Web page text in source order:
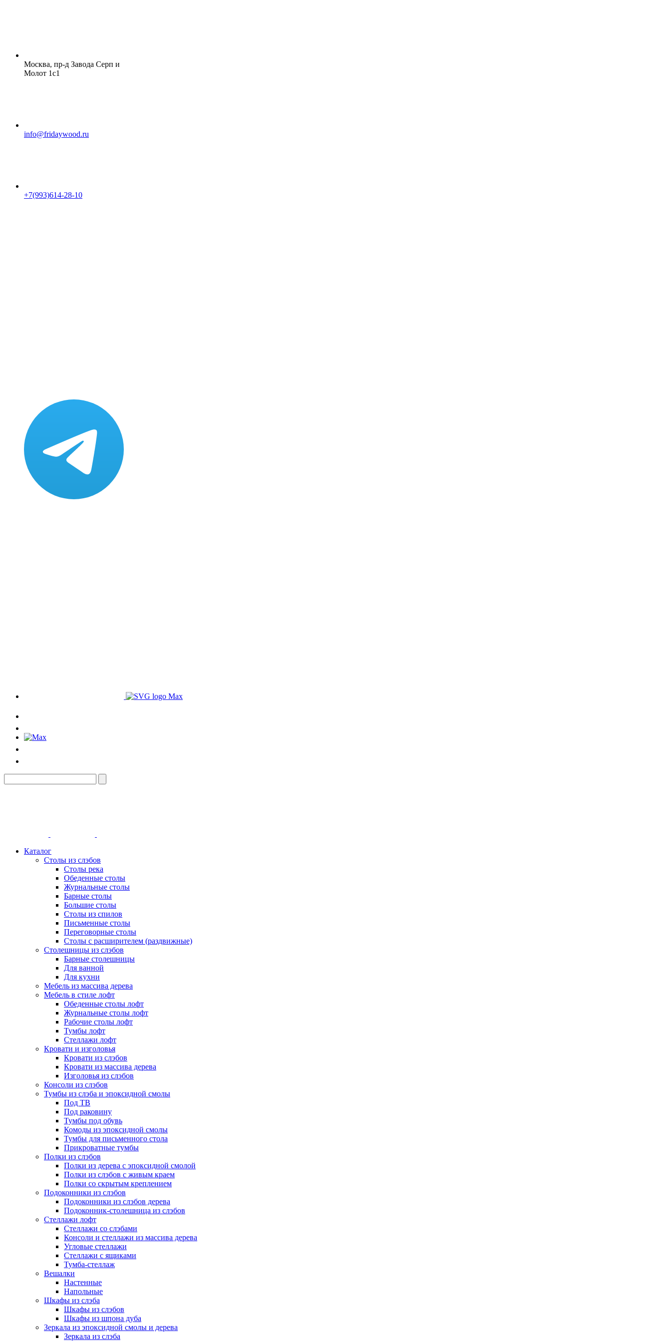
Москва, пр-д Завода Серп и
Молот 1с1
info@fridaywood.ru
+7(993)614-28-10
Каталог
Столы из слэбов
Столы река
Обеденные столы
Журнальные столы
Барные столы
Большие столы
Столы из спилов
Письменные столы
Переговорные столы
Столы с расширителем (раздвижные)
Столешницы из слэбов
Барные столешницы
Для ванной
Для кухни
Мебель из массива дерева
Мебель в стиле лофт
Обеденные столы лофт
Журнальные столы лофт
Рабочие столы лофт
Тумбы лофт
Стеллажи лофт
Кровати и изголовья
Кровати из слэбов
Кровати из массива дерева
Изголовья из слэбов
Консоли из слэбов
Тумбы из слэба и эпоксидной смолы
Под ТВ
Под раковину
Тумбы под обувь
Комоды из эпоксидной смолы
Тумбы для письменного стола
Прикроватные тумбы
Полки из слэбов
Полки из дерева с эпоксидной смолой
Полки из слэбов с живым краем
Полки со скрытым креплением
Подоконники из слэбов
Подоконники из слэбов дерева
Подоконник-столешница из слэбов
Стеллажи лофт
Стеллажи со слэбами
Консоли и стеллажи из массива дерева
Угловые стеллажи
Стеллажи с ящиками
Тумба-стеллаж
Вешалки
Настенные
Напольные
Шкафы из слэба
Шкафы из слэбов
Шкафы из шпона дуба
Зеркала из эпоксидной смолы и дерева
Зеркала из слэба